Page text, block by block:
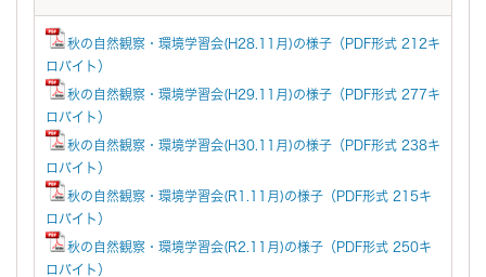
秋の自然観察・環境学習会(H28.11月)の様子（PDF形式 212キ
ロバイト）
秋の自然観察・環境学習会(H29.11月)の様子（PDF形式 277キ
ロバイト）
秋の自然観察・環境学習会(H30.11月)の様子（PDF形式 238キ
ロバイト）
秋の自然観察・環境学習会(R1.11月)の様子（PDF形式 215キ
ロバイト）
秋の自然観察・環境学習会(R2.11月)の様子（PDF形式 250キ
ロバイト）